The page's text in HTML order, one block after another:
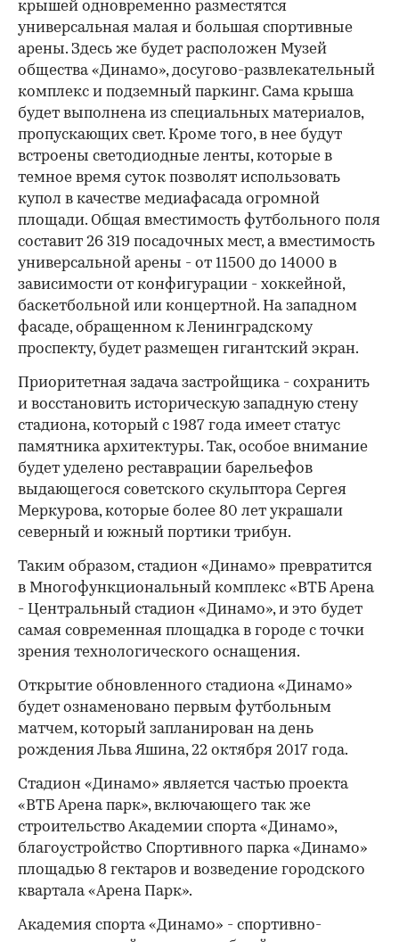
крышей одновременно разместятся
универсальная малая и большая спортивные
арены. Здесь же будет расположен Музей
общества «Динамо», досугово-развлекательный
комплекс и подземный паркинг. Сама крыша
будет выполнена из специальных материалов,
пропускающих свет. Кроме того, в нее будут
встроены светодиодные ленты, которые в
темное время суток позволят использовать
купол в качестве медиафасада огромной
площади. Общая вместимость футбольного поля
составит 26 319 посадочных мест, а вместимость
универсальной арены - от 11500 до 14000 в
зависимости от конфигурации - хоккейной,
баскетбольной или концертной. На западном
фасаде, обращенном к Ленинградскому
проспекту, будет размещен гигантский экран.
Приоритетная задача застройщика - сохранить
и восстановить историческую западную стену
стадиона, который с 1987 года имеет статус
памятника архитектуры. Так, особое внимание
будет уделено реставрации барельефов
выдающегося советского скульптора Сергея
Меркурова, которые более 80 лет украшали
северный и южный портики трибун.
Таким образом, стадион «Динамо» превратится
в Многофункциональный комплекс «ВТБ Арена
- Центральный стадион «Динамо», и это будет
самая современная площадка в городе с точки
зрения технологического оснащения.
Открытие обновленного стадиона «Динамо»
будет ознаменовано первым футбольным
матчем, который запланирован на день
рождения Льва Яшина, 22 октября 2017 года.
Стадион «Динамо» является частью проекта
«ВТБ Арена парк», включающего так же
строительство Академии спорта «Динамо»,
благоустройство Спортивного парка «Динамо»
площадью 8 гектаров и возведение городского
квартала «Арена Парк».
Академия спорта «Динамо» - спортивно-